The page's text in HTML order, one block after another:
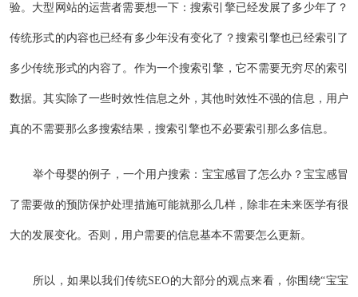
验。大型网站的运营者需要想一下：搜索引擎已经发展了多少年了？
传统形式的内容也已经有多少年没有变化了？搜索引擎也已经索引了
多少传统形式的内容了。作为一个搜索引擎，它不需要无穷尽的索引
数据。其实除了一些时效性信息之外，其他时效性不强的信息，用户
真的不需要那么多搜索结果，搜索引擎也不必要索引那么多信息。
举个母婴的例子，一个用户搜索：宝宝感冒了怎么办？宝宝感冒
了需要做的预防保护处理措施可能就那么几样，除非在未来医学有很
大的发展变化。否则，用户需要的信息基本不需要怎么更新。
所以，如果以我们传统SEO的大部分的观点来看，你围绕“宝宝